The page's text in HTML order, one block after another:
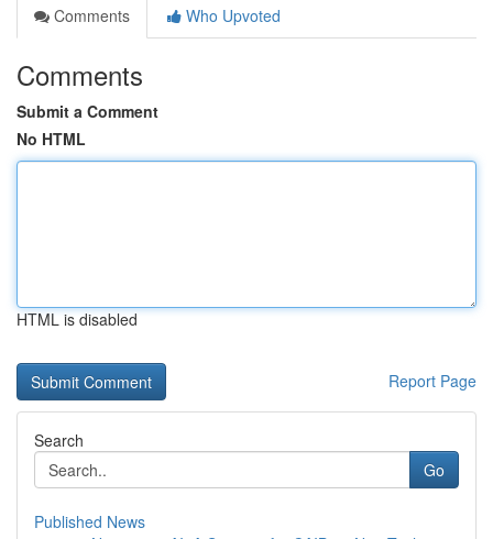
Comments
Who Upvoted
Comments
Submit a Comment
No HTML
HTML is disabled
Report Page
Search
Go
Published News